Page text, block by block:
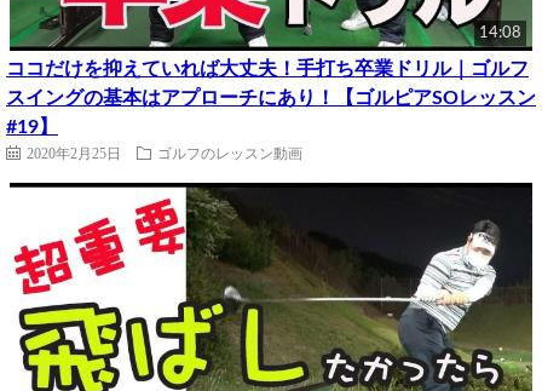
14:08
ココだけを抑えていれば大丈夫！手打ち卒業ドリル｜ゴルフ
スイングの基本はアプローチにあり！【ゴルピアSOレッスン
#19】
2020年2月25日 ゴルフのレッスン動画